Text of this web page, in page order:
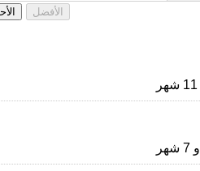
الأفضل